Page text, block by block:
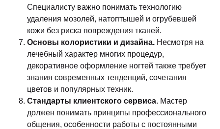
Специалисту важно понимать технологию
удаления мозолей, натоптышей и огрубевшей
кожи без риска повреждения тканей.
Основы колористики и дизайна. Несмотря на
лечебный характер многих процедур,
декоративное оформление ногтей также требует
знания современных тенденций, сочетания
цветов и популярных техник.
Стандарты клиентского сервиса. Мастер
должен понимать принципы профессионального
общения, особенности работы с постоянными